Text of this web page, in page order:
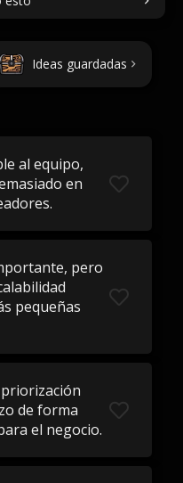
Ideas guardadas
al equipo,
en
pero
pequeñas
de forma
el negocio.